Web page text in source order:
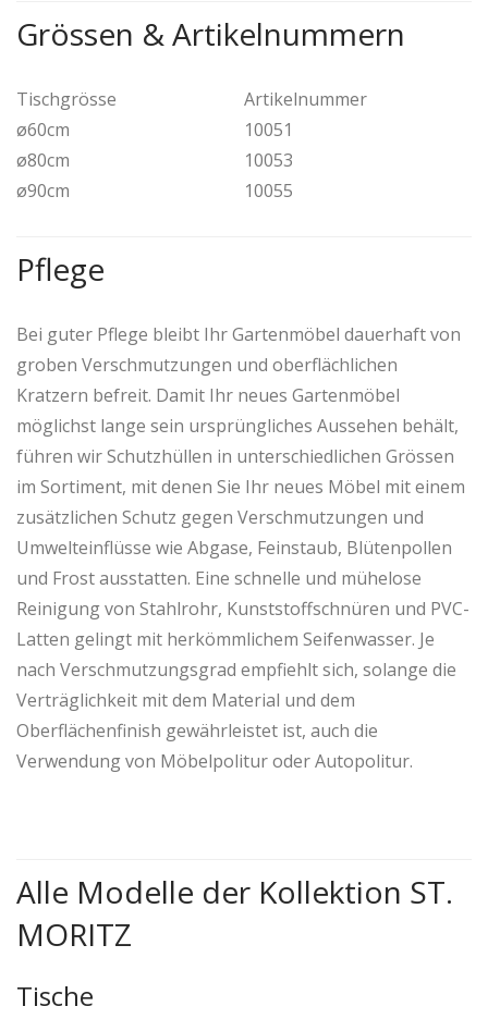
Grössen & Artikelnummern
Tischgrösse
Artikelnummer
ø60cm
10051
ø80cm
10053
ø90cm
10055
Pflege
Bei guter Pflege bleibt Ihr Gartenmöbel dauerhaft von
groben Verschmutzungen und oberflächlichen
Kratzern befreit. Damit Ihr neues Gartenmöbel
möglichst lange sein ursprüngliches Aussehen behält,
führen wir Schutzhüllen in unterschiedlichen Grössen
im Sortiment, mit denen Sie Ihr neues Möbel mit einem
zusätzlichen Schutz gegen Verschmutzungen und
Umwelteinflüsse wie Abgase, Feinstaub, Blütenpollen
und Frost ausstatten. Eine schnelle und mühelose
Reinigung von Stahlrohr, Kunststoffschnüren und PVC-
Latten gelingt mit herkömmlichem Seifenwasser. Je
nach Verschmutzungsgrad empfiehlt sich, solange die
Verträglichkeit mit dem Material und dem
Oberflächenfinish gewährleistet ist, auch die
Verwendung von Möbelpolitur oder Autopolitur.
Alle Modelle der Kollektion ST.
MORITZ
Tische